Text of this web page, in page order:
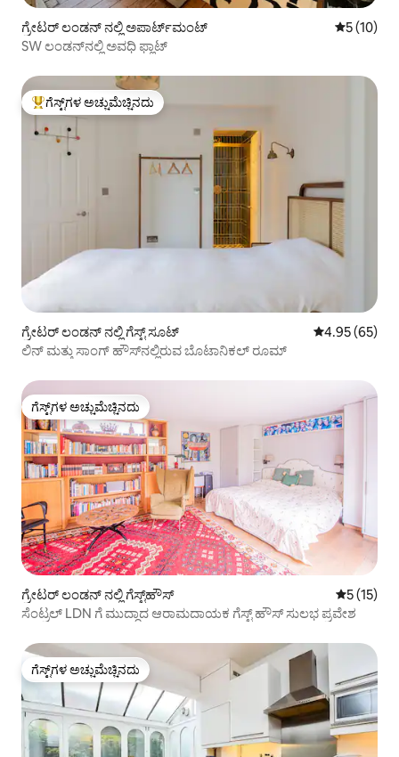
ಗ್ರೇಟರ್ ಲಂಡನ್ ನಲ್ಲಿ ಅಪಾರ್ಟ್‌ಮಂಟ್ 5 ರಲ್ಲಿ 5
5 (10)
SW ಲಂಡನ್‌ನಲ್ಲಿ ಅವಧಿ ಫ್ಲಾಟ್
ಗೆಸ್ಟ್‌ಗಳಿಗೆ ಅತಿ ಹೆಚ್ಚು ಅಚ್ಚುಮೆಚ್ಚಿನದು
ಗೆಸ್ಟ್‌ಗಳ ಅಚ್ಚುಮೆಚ್ಚಿನದು
ಗ್ರೇಟರ್ ಲಂಡನ್ ನಲ್ಲಿ ಗೆಸ್ಟ್ ಸೂಟ್ 5 ರಲ್ಲಿ 4.95
4.95 (65)
ಲಿನ್ ಮತ್ತು ಸಾಂಗ್ ಹೌಸ್‌ನಲ್ಲಿರುವ ಬೊಟಾನಿಕಲ್ ರೂಮ್
ಗೆಸ್ಟ್‌ಗಳ ಅಚ್ಚುಮೆಚ್ಚಿನದು
ಗೆಸ್ಟ್‌ಗಳ ಅಚ್ಚುಮೆಚ್ಚಿನದು
ಗ್ರೇಟರ್ ಲಂಡನ್ ನಲ್ಲಿ ಗೆಸ್ಟ್‌ಹೌಸ್ 5 ರಲ್ಲಿ 5
5 (15)
ಸೆಂಟ್ರಲ್ LDN ಗೆ ಮುದ್ದಾದ ಆರಾಮದಾಯಕ ಗೆಸ್ಟ್ ಹೌಸ್ ಸುಲಭ ಪ್ರವೇಶ
ಗೆಸ್ಟ್‌ಗಳ ಅಚ್ಚುಮೆಚ್ಚಿನದು
ಗೆಸ್ಟ್‌ಗಳ ಅಚ್ಚುಮೆಚ್ಚಿನದು